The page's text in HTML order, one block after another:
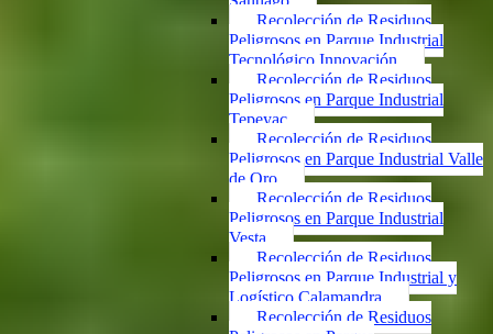
Recolección de Residuos
Peligrosos en Parque Industrial
Tecnológico Innovación
Recolección de Residuos
Peligrosos en Parque Industrial
Tepeyac
Recolección de Residuos
Peligrosos en Parque Industrial Valle
de Oro
Recolección de Residuos
Peligrosos en Parque Industrial
Vesta
Recolección de Residuos
Peligrosos en Parque Industrial y
Logístico Calamandra
Recolección de Residuos